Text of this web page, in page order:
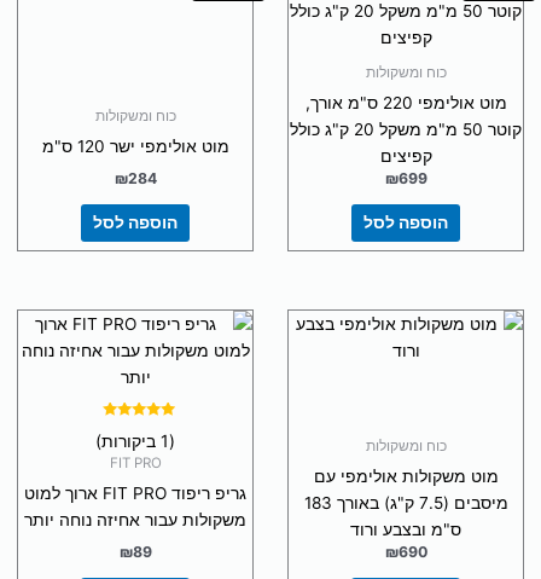
כוח ומשקולות
מוט אולימפי 220 ס"מ אורך,
קוטר 50 מ"מ משקל 20 ק"ג כולל
קפיצים
₪699
הוספה לסל
כוח ומשקולות
מוט אולימפי ישר 120 ס"מ
₪284
הוספה לסל
כוח ומשקולות
מוט משקולות אולימפי עם
מיסבים (7.5 ק"ג) באורך 183
ס"מ ובצבע ורוד
₪690
5.00
מתוך 5
(1 ביקורות)
FIT PRO
גריפ ריפוד FIT PRO ארוך למוט
משקולות עבור אחיזה נוחה יותר
₪89